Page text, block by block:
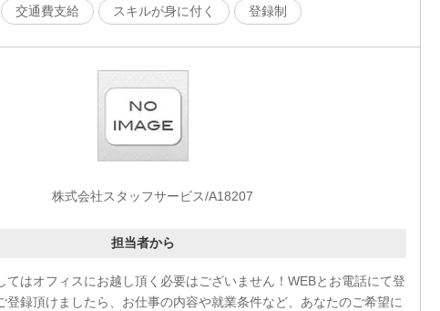
交通費支給 スキルが身に付く 登録制
株式会社スタッフサービス/A18207
担当者から
てはオフィスにお越し頂く必要はございません！WEBとお電話にて登
登録頂けましたら、お仕事の内容や就業条件など、あなたのご希望に